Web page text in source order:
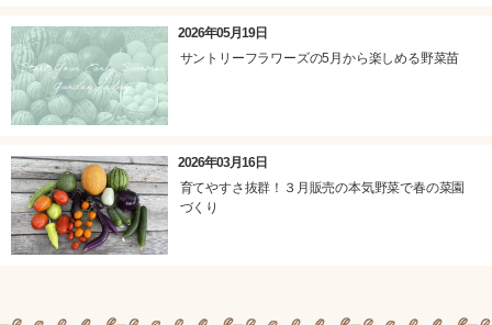
2026年05月19日
サントリーフラワーズの5月から楽しめる野菜苗
2026年03月16日
育てやすさ抜群！３月販売の本気野菜で春の菜園
づくり